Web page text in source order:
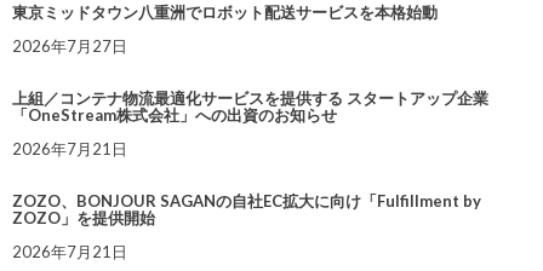
東京ミッドタウン八重洲でロボット配送サービスを本格始動
2026年7月27日
上組／コンテナ物流最適化サービスを提供する スタートアップ企業
「OneStream株式会社」への出資のお知らせ
2026年7月21日
ZOZO、BONJOUR SAGANの自社EC拡大に向け「Fulfillment by
ZOZO」を提供開始
2026年7月21日